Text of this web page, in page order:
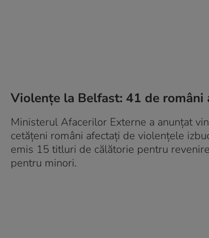
Violențe la Belfast: 41 de
Ministerul Afacerilor Externe a anunțat
cetățeni români afectați de violențele
emis 15 titluri de călătorie pentru
pentru minori.